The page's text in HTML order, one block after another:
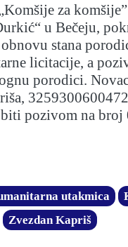
za
u Bečeju,
stana
licitacije, a
porodici.
pozivom na broj
utakmica
Zvezdan Kapriš